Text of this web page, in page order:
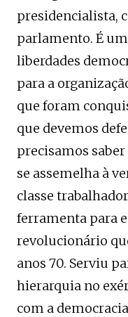
presidencialista,
parlamento. É
liberdades
para a
que foram
que devemos
precisamos
se assemelha à
classe
ferramenta para
revolucionário
anos 70. Serviu
hierarquia no
com a